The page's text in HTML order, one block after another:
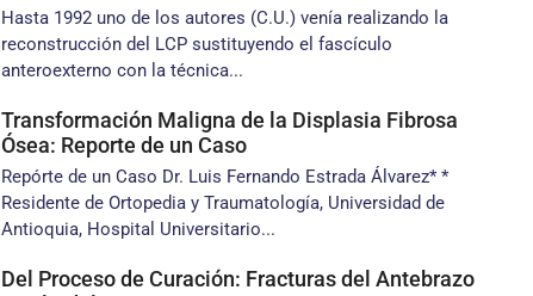
Hasta 1992 uno de los autores (C.U.) venía realizando la
reconstrucción del LCP sustituyendo el fascículo
anteroexterno con la técnica...
Transformación Maligna de la Displasia Fibrosa
Ósea: Reporte de un Caso
Repórte de un Caso Dr. Luis Fernando Estrada Álvarez* *
Residente de Ortopedia y Traumatología, Universidad de
Antioquia, Hospital Universitario...
Del Proceso de Curación: Fracturas del Antebrazo